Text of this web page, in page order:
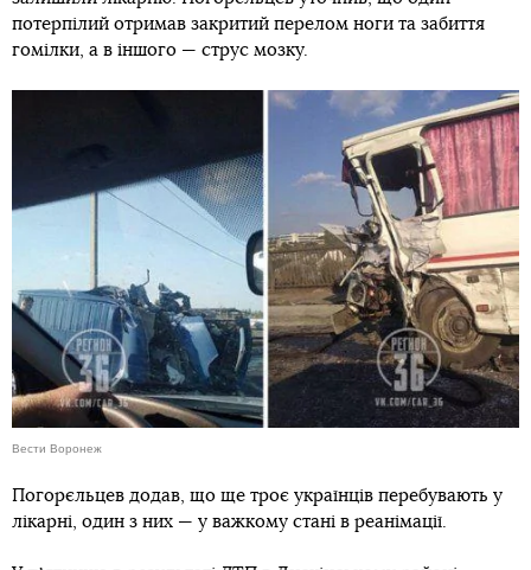
потерпілий отримав закритий перелом ноги та забиття
гомілки, а в іншого — струс мозку.
Вести Воронеж
Погорєльцев додав, що ще троє українців перебувають у
лікарні, один з них — у важкому стані в реанімації.